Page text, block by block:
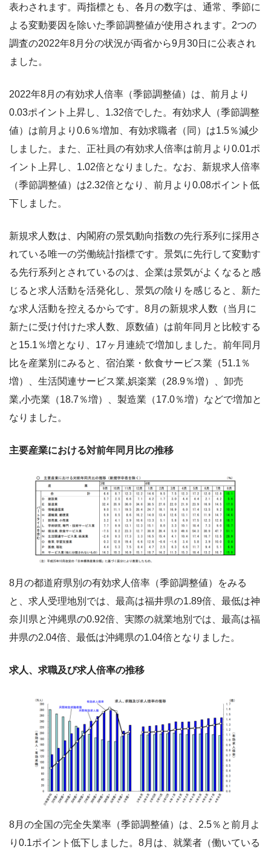
表わされます。両指標とも、各月の数字は、通常、季節に
よる変動要因を除いた季節調整値が使用されます。2つの
調査の2022年8月分の状況が両省から9月30日に公表され
ました。
2022年8月の有効求人倍率（季節調整値）は、前月より
0.03ポイント上昇し、1.32倍でした。有効求人（季節調整
値）は前月より0.6％増加、有効求職者（同）は1.5％減少
しました。また、正社員の有効求人倍率は前月より0.01ポ
イント上昇し、1.02倍となりました。なお、新規求人倍率
（季節調整値）は2.32倍となり、前月より0.08ポイント低
下しました。
新規求人数は、内閣府の景気動向指数の先行系列に採用さ
れている唯一の労働統計指標です。景気に先行して変動す
る先行系列とされているのは、企業は景気がよくなると感
じると求人活動を活発化し、景気の陰りを感じると、新た
な求人活動を控えるからです。8月の新規求人数（当月に
新たに受け付けた求人数、原数値）は前年同月と比較する
と15.1％増となり、17ヶ月連続で増加しました。前年同月
比を産業別にみると、宿泊業・飲食サービス業（51.1％
増）、生活関連サービス業,娯楽業（28.9％増）、卸売
業,小売業（18.7％増）、製造業（17.0％増）などで増加と
なりました。
主要産業における対前年同月比の推移
8月の都道府県別の有効求人倍率（季節調整値）をみる
と、求人受理地別では、最高は福井県の1.89倍、最低は神
奈川県と沖縄県の0.92倍、実際の就業地別では、最高は福
井県の2.04倍、最低は沖縄県の1.04倍となりました。
求人、求職及び求人倍率の推移
8月の全国の完全失業率（季節調整値）は、2.5％と前月よ
り0.1ポイント低下しました。8月は、就業者（働いている